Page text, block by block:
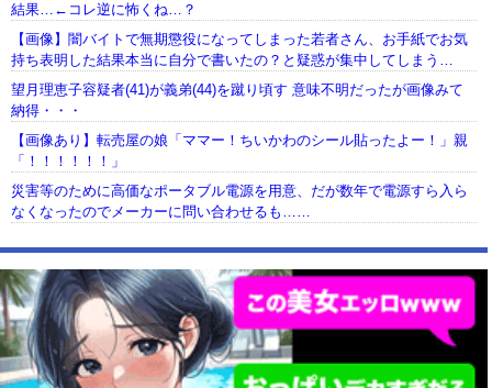
結果…←コレ逆に怖くね…？
【画像】闇バイトで無期懲役になってしまった若者さん、お手紙でお気
持ち表明した結果本当に自分で書いたの？と疑惑が集中してしまう…
望月理恵子容疑者(41)が義弟(44)を蹴り頃す 意味不明だったが画像みて
納得・・・
【画像あり】転売屋の娘「ママー！ちいかわのシール貼ったよー！」親
「！！！！！！」
災害等のために高価なポータブル電源を用意、だが数年で電源すら入ら
なくなったのでメーカーに問い合わせるも……
【動画】USJの禁止エリアに子どもたちが続々乱入 → スタッフが注意し
ても止まらない事態に
Powered by livedoor 相互RSS